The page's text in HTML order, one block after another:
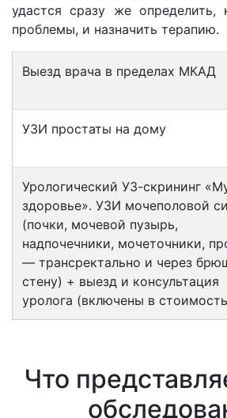
удастся сразу же определить,
проблемы, и назначить терапию.
Выезд врача в пределах МКАД
УЗИ простаты на дому
Урологический УЗ-скрининг
здоровье». УЗИ мочеполовой
(почки, мочевой пузырь,
надпочечники, мочеточники,
— трансректально и через
стену) + выезд и консультация
уролога (включены в
Что